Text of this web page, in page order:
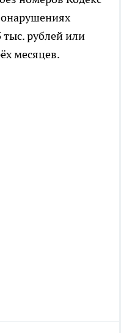
рублей или
месяцев.